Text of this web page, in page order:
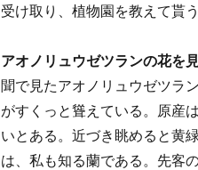
受け取り、植物園を教えて貰
アオノリュウゼツランの花を
聞で見たアオノリュウゼツラ
がすくっと聳えている。原産
いとある。近づき眺めると黄
は、私も知る蘭である。先客